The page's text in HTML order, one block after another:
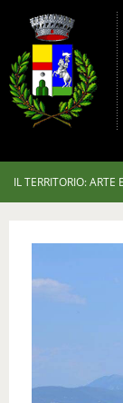
IL TERRITORIO: ARTE